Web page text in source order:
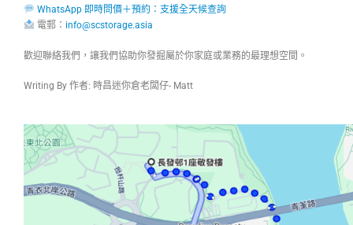
WhatsApp 即時問價＋預約：支援全天候查詢
電郵： info@scstorage.asia
歡迎聯絡我們，讓我們協助你發掘屬於你家庭或業務的最理想空間。
Writing By 作者: 時昌迷你倉老闆仔- Matt